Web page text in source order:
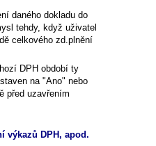
daného dokladu do
tehdy, když uživatel
celkového zd.plnění
DPH období ty
na "Ano" nebo
před uzavřením
výkazů DPH, apod.